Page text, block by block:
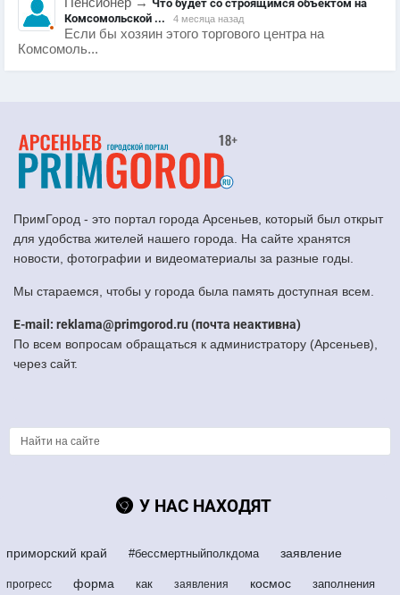
Что будет со строящимся объектом на
Комсомольской ...
4 месяца назад
Если бы хозяин этого торгового центра на
Комсомоль...
ПримГород - это портал города Арсеньев, который был открыт
для удобства жителей нашего города. На сайте хранятся
новости, фотографии и видеоматериалы за разные годы.
Мы стараемся, чтобы у города была память доступная всем.
E-mail: reklama@primgorod.ru (почта неактивна)
По всем вопросам обращаться к администратору (Арсеньев),
через сайт.
У НАС НАХОДЯТ
приморский край #бессмертныйполкдома заявление
прогресс форма как заявления космос заполнения